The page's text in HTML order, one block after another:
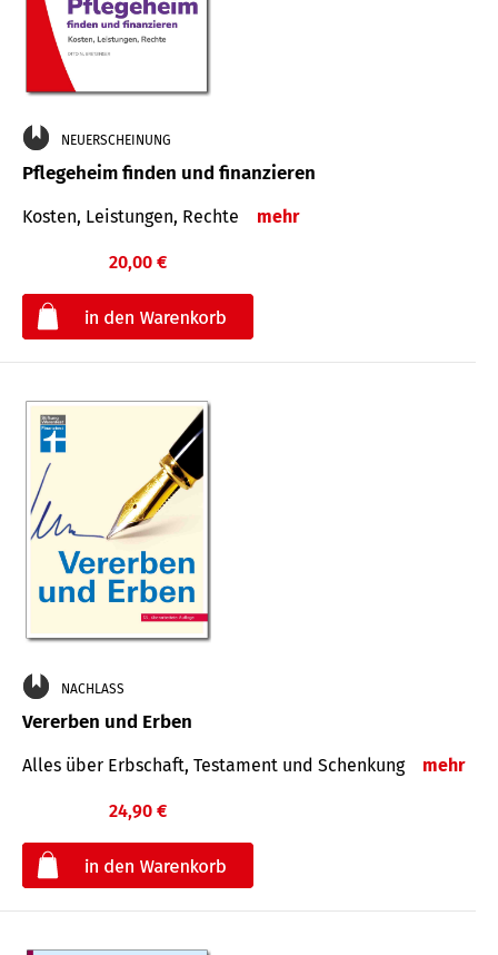
NEUERSCHEINUNG
Pflegeheim finden und finanzieren
Kosten, Leistungen, Rechte mehr
20,00 €
NACHLASS
Vererben und Erben
Alles über Erbschaft, Testament und Schenkung mehr
24,90 €